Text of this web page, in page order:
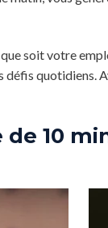
soit votre
quotidiens.
10